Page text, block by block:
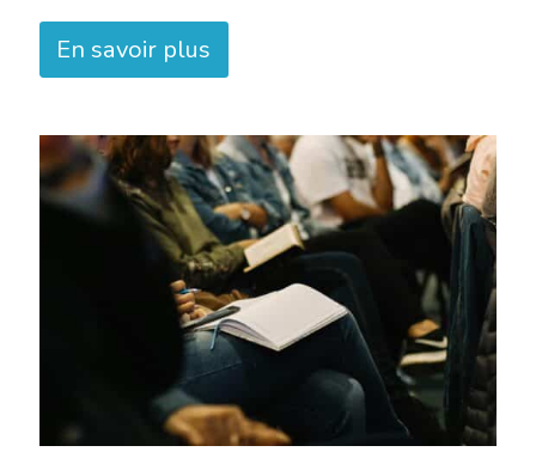
En savoir plus